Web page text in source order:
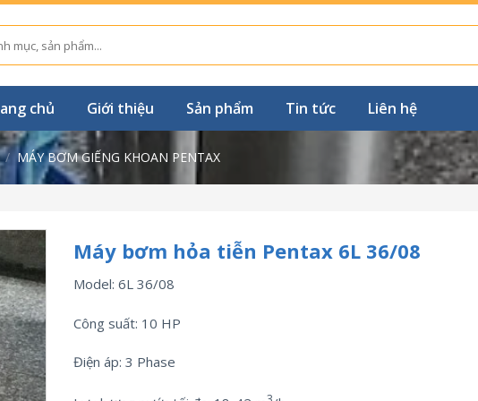
chủ Giới thiệu Sản phẩm Tin tức Liên hệ
/ MÁY BƠM GIẾNG KHOAN PENTAX
Máy bơm hỏa tiễn Pentax 6L 36/08
Model: 6L 36/08
Công suất: 10 HP
Điện áp: 3 Phase